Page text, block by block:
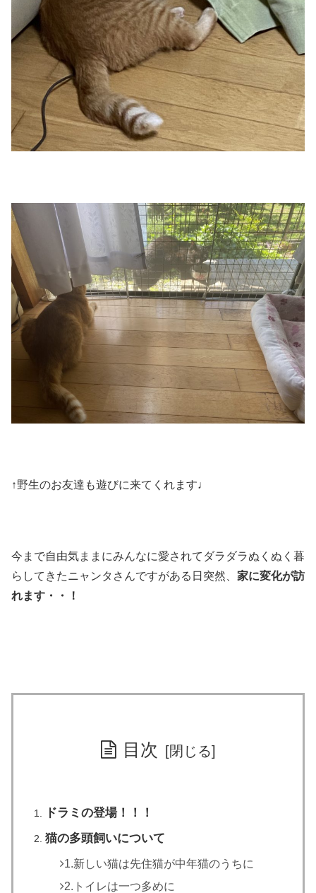
↑野生のお友達も遊びに来てくれます♩
今まで自由気ままにみんなに愛されてダラダラぬくぬく暮
らしてきたニャンタさんですがある日突然、 家に変化が訪
れます・・！
目次
ドラミの登場！！！
猫の多頭飼いについて
1.新しい猫は先住猫が中年猫のうちに
2.トイレは一つ多めに